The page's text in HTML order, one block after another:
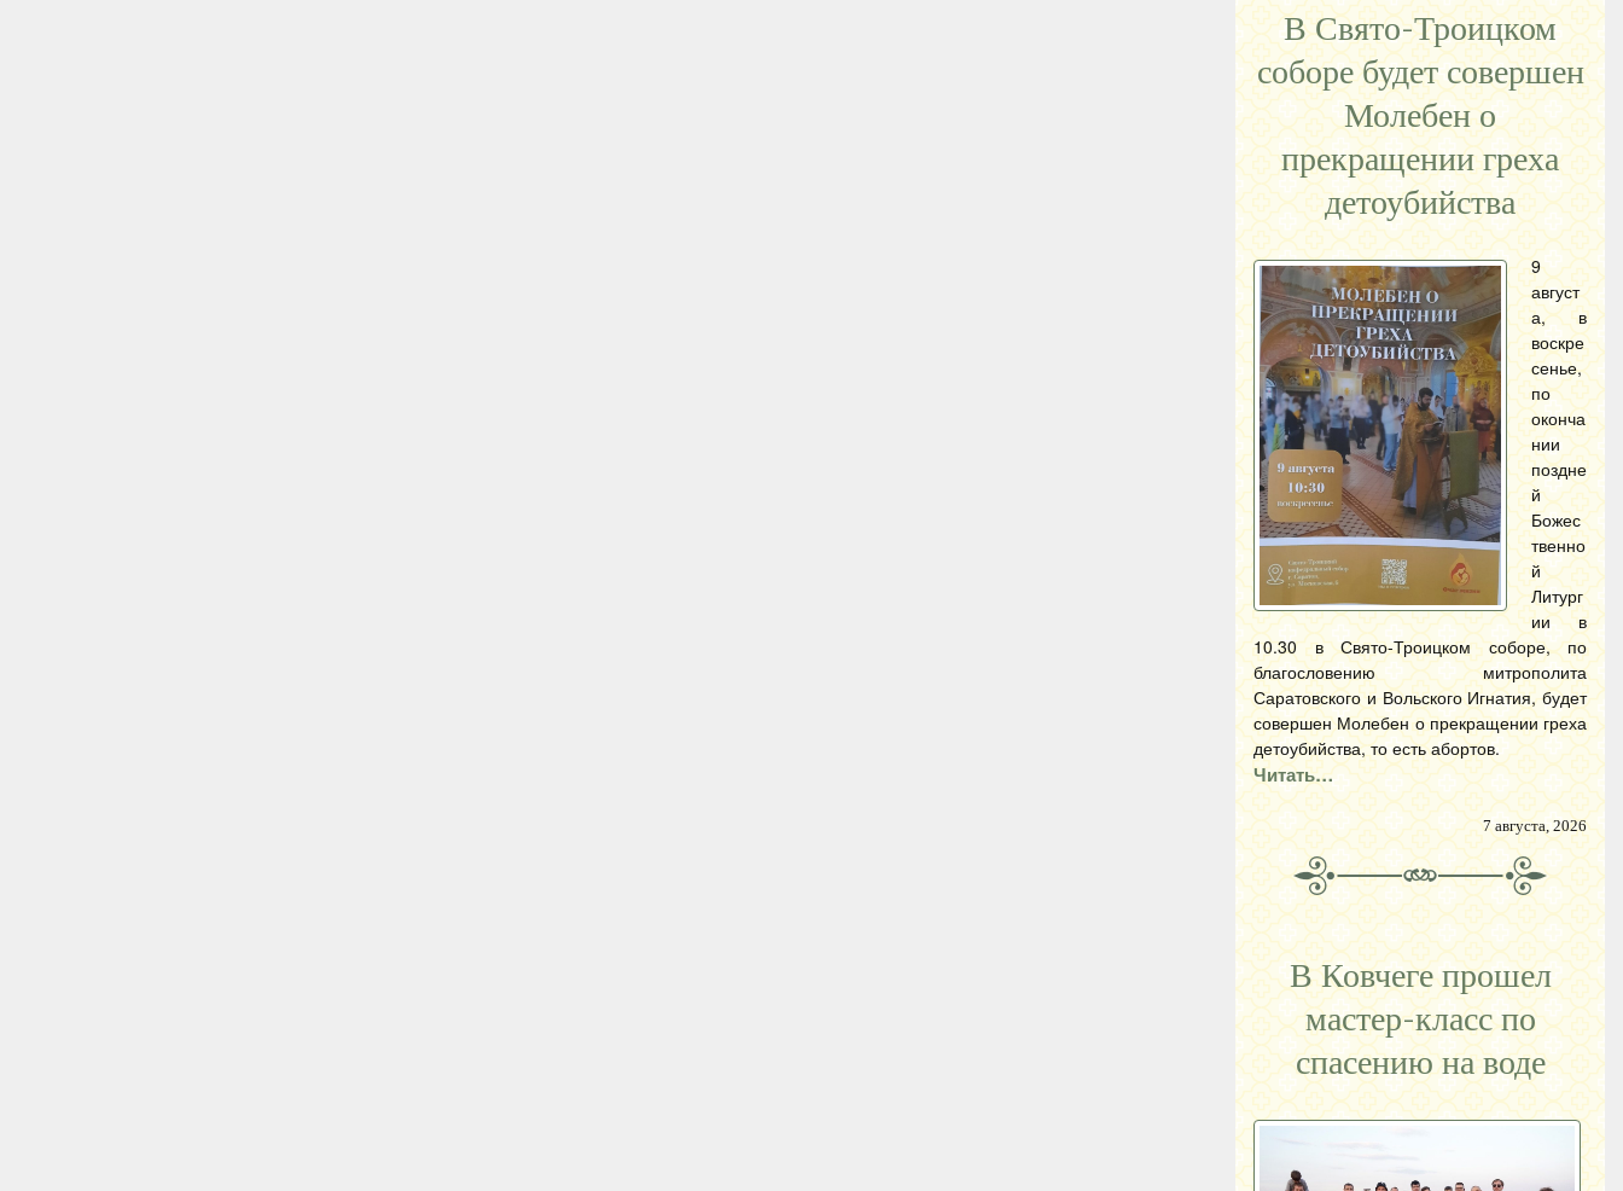
В Свято-Троицком
соборе будет совершен
Молебен о
прекращении греха
детоубийства
9
август
а, в
воскре
сенье,
по
оконча
нии
поздне
й
Божес
твенно
й
Литург
ии в
10.30 в Свято-Троицком соборе, по
благословению митрополита
Саратовского и Вольского Игнатия, будет
совершен Молебен о прекращении греха
детоубийства, то есть абортов.
Читать…
7 августа, 2026
В Ковчеге прошел
мастер-класс по
спасению на воде